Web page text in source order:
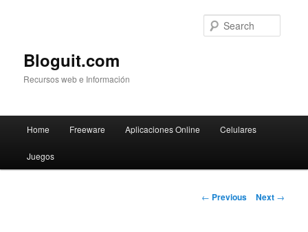
Bloguit.com
Recursos web e Información
Skip
to
Home Freeware Aplicaciones Online Celulares
Juegos
Post
← Previous Next →